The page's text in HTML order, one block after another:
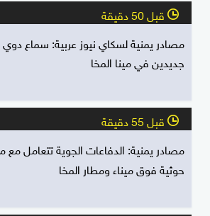
l قبل 50 دقيقة
مصادر يمنية لسكاي نيوز عربية: سماع دوي
جديدين في مينا المخا
l قبل 55 دقيقة
مصادر يمنية: الدفاعات الجوية تتعامل
حوثية فوق ميناء ومطار المخا